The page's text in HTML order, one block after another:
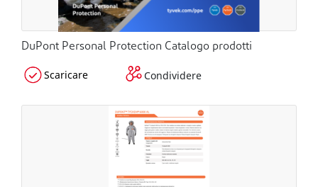
DuPont Personal Protection Catalogo prodotti
Scaricare Condividere